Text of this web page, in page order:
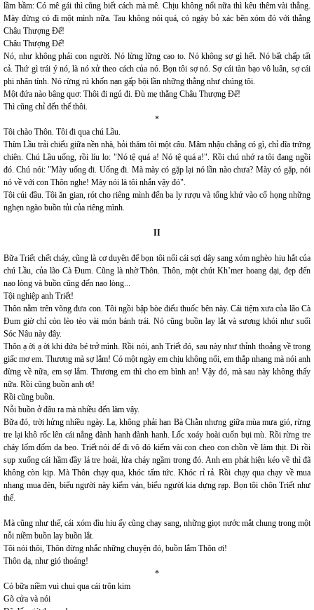
lầm bầm: Có mê gái thì cũng biết cách mà mê. Chịu không nổi nữa thì kêu thêm vài thằng.
Mày đừng có đi một mình nữa. Tau không nói quá, có ngày bỏ xác bên xóm đó với thằng
Châu Thượng Đế!
Châu Thượng Đế!
Nó, như không phải con người. Nó lừng lững cao to. Nó không sợ gì hết. Nó bất chấp tất
cả. Thứ gì trái ý nó, là nó xử theo cách của nó. Bọn tôi sợ nó. Sợ cái tàn bạo vô luân, sợ cái
phi nhân tính. Nó rừng rú khốn nạn gấp bội lần những thằng như chúng tôi.
Một đứa nào bâng quơ: Thôi đi ngủ đi. Đù mẹ thằng Châu Thượng Đế!
Thì cũng chỉ đến thế thôi.
*
Tôi chào Thôn. Tôi đi qua chú Lầu.
Thím Lầu trải chiếu giữa nền nhà, hỏi thăm tôi một câu. Mâm nhậu chẳng có gì, chỉ dĩa trứng
chiên. Chú Lầu uống, rồi líu lo: "Nó tệ quá a! Nó tệ quá a!". Rồi chú nhớ ra tôi đang ngồi
đó. Chú nói: "Mày uống đi. Uống đi. Mà mày có gặp lại nó lần nào chưa? Mày có gặp, nói
nó về với con Thôn nghe! Mày nói là tôi nhắn vậy đó".
Tôi cúi đầu. Tôi ăn gian, rót cho riêng mình đến ba ly rượu và tống khứ vào cổ họng những
nghẹn ngào buồn tủi của riêng mình.
II
Bữa Triết chết cháy, cũng là cơ duyên để bọn tôi nối cái sợi dây sang xóm nghèo hiu hắt của
chú Lầu, của lão Cà Đum. Cũng là nhờ Thôn. Thôn, một chút Kh’mer hoang dại, đẹp đến
nao lòng và buồn cũng đến nao lòng...
Tội nghiệp anh Triết!
Thôn nằm trên võng đưa con. Tôi ngồi bập bòe điếu thuốc bên này. Cái tiệm xưa của lão Cà
Đum giờ chỉ còn lèo tèo vài món bánh trái. Nó cũng buồn lay lắt và sương khói như suối
Sóc Nâu này đây.
Thôn ạ ời ạ ời khi đứa bé trở mình. Rồi nói, anh Triết đó, sau này như thỉnh thoảng về trong
giấc mơ em. Thương mà sợ lắm! Có một ngày em chịu không nổi, em thắp nhang mà nói anh
đừng về nữa, em sợ lắm. Thương em thì cho em bình an! Vậy đó, mà sau này không thấy
nữa. Rồi cũng buồn anh ơi!
Rồi cũng buồn.
Nỗi buồn ở đâu ra mà nhiều đến làm vậy.
Bữa đó, trời hửng nhiều ngày. Lạ, không phải hạn Bà Chằn nhưng giữa mùa mưa gió, rừng
tre lại khô rốc lên cái nắng đành hanh đành hanh. Lốc xoáy hoài cuốn bụi mù. Rồi rừng tre
cháy lốm đốm da beo. Triết nói để đi vô đó kiếm vài con cheo con chồn về làm thịt. Đi rồi
sụp xuống cái hầm đầy lá tre hoải, lửa cháy ngầm trong đó. Anh em phát hiện kéo về thì đã
không còn kịp. Mà Thôn chạy qua, khóc tấm tức. Khóc rỉ rả. Rồi chạy qua chạy về mua
nhang mua đèn, biểu người này kiếm ván, biểu người kia dựng rạp. Bọn tôi chôn Triết như
thế.
Mà cũng như thế, cái xóm đìu hiu ấy cũng chạy sang, những giọt nước mắt chung trong một
nỗi niềm buồn lay buồn lắt.
Tôi nói thôi, Thôn đừng nhắc những chuyện đó, buồn lắm Thôn ơi!
Thôn dạ, như gió thoảng!
*
Có bữa niềm vui chui qua cái trôn kim
Gõ cửa và nói